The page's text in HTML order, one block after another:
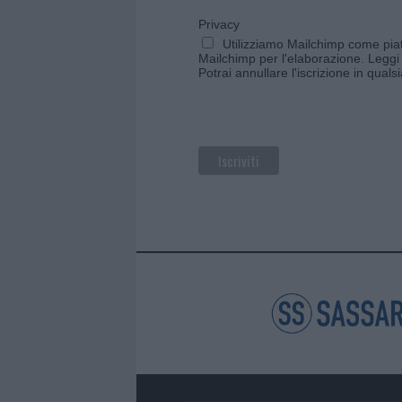
Privacy
Utilizziamo Mailchimp come
Mailchimp per l'elaborazione.
Potrai annullare l'iscrizione in